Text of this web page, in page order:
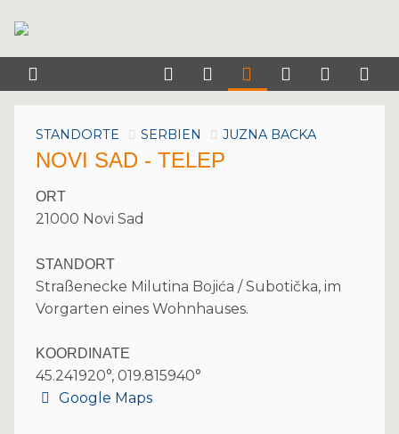
STANDORTE SERBIEN JUZNA BACKA
NOVI SAD - TELEP
ORT
21000 Novi Sad
STANDORT
Straßenecke Milutina Bojića / Subotička, im
Vorgarten eines Wohnhauses.
KOORDINATE
45.241920°, 019.815940°
Google Maps